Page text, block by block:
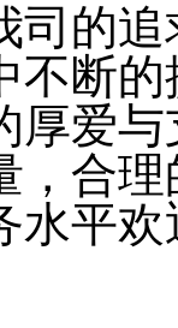
司的
不断
厚爱
，合
水平